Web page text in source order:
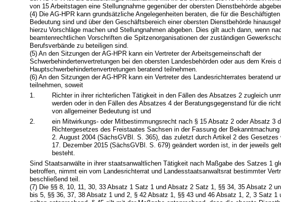
von 15 Arbeitstagen eine Stellungnahme gegenüber der obersten Dienstbehörde
(4) Die AG-HPR kann grundsätzliche Angelegenheiten beraten, die für die
Bedeutung sind und über den Geschäftsbereich einer obersten Dienstbehörde
hierzu Vorschläge machen und Stellungnahmen abgeben. Dies gilt auch dann, wenn
beamtenrechtlichen Vorschriften die Spitzenorganisationen der zuständigen
Berufsverbände zu beteiligen sind.
(5) An den Sitzungen der AG-HPR kann ein Vertreter der Arbeitsgemeinschaft der
Schwerbehindertenvertretungen bei den obersten Landesbehörden oder aus dem Kreis
Hauptschwerbehindertenvertretungen beratend teilnehmen.
(6) An den Sitzungen der AG-HPR kann ein Vertreter des Landesrichterrates beratend
teilnehmen, soweit
1.
Richter in ihrer richterlichen Tätigkeit in den Fällen des Absatzes 2 zugleich
werden oder in den Fällen des Absatzes 4 der Beratungsgegenstand für die
von allgemeiner Bedeutung ist und
2.
ein Mitwirkungs- oder Mitbestimmungsrecht nach § 15 Absatz 2 oder Absatz 3
Richtergesetzes des Freistaates Sachsen in der Fassung der Bekanntmachung
2. August 2004 (SächsGVBl. S. 365), das zuletzt durch Artikel 2 des Gesetzes
17. Dezember 2015 (SächsGVBl. S. 679) geändert worden ist, in der jeweils
besteht.
Sind Staatsanwälte in ihrer staatsanwaltlichen Tätigkeit nach Maßgabe des Satzes 1
betroffen, nimmt ein vom Landesrichterrat und Landesstaatsanwaltsrat bestimmter
beschließend teil.
(7) Die §§ 8, 10, 11, 30, 33 Absatz 1 Satz 1 und Absatz 2 Satz 1, §§ 34, 35 Absatz 2
bis 5, §§ 36, 37, 38 Absatz 1 und 2, § 42 Absatz 1, §§ 43 und 46 Absatz 1, 2, 3 Satz 1